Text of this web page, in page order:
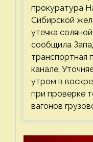
прокуратура
Сибирской
утечка
сообщила
транспортная
канале.
утром в
при проверке
вагонов